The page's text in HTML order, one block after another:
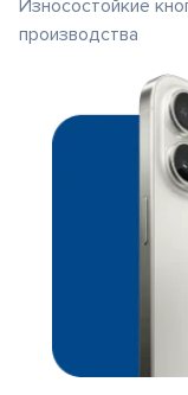
Износостойкие
производства